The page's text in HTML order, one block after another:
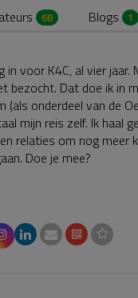
68 Blogs 1
in voor K4C, al vier jaar.
bezocht. Dat doe ik in
(als onderdeel van de
mijn reis zelf. Ik haal
relaties om nog meer
Doe je mee?